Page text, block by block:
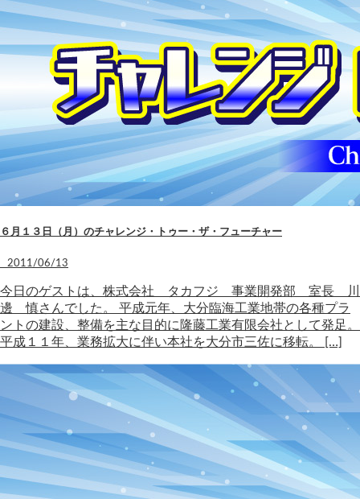
６月１３日（月）のチャレンジ・トゥー・ザ・フューチャー
2011/06/13
今日のゲストは、株式会社 タカフジ 事業開発部 室長 川
邊 慎さんでした。 平成元年、大分臨海工業地帯の各種プラ
ントの建設、整備を主な目的に隆藤工業有限会社として発足。
平成１１年、業務拡大に伴い本社を大分市三佐に移転。 […]